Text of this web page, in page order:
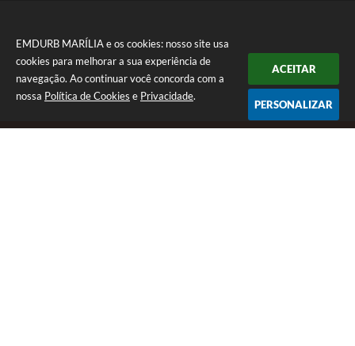
EMDURB MARÍLIA e os cookies: nosso site usa
cookies para melhorar a sua experiência de
navegação. Ao continuar você concorda com a
nossa Política de Cookies e Privacidade.
ACEITAR
PERSONALIZAR